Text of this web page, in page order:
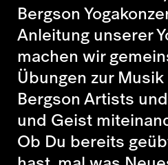
Bergson
Anleitung unserer
machen wir
Übungen zur
Bergson Artists
und Geist
Ob Du bereits